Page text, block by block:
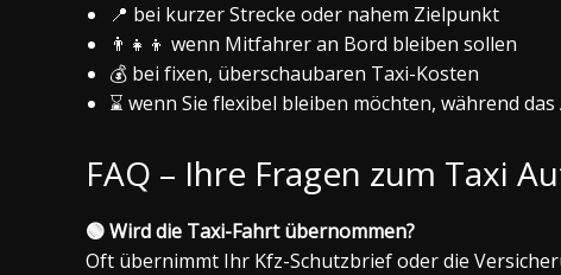
📍 bei kurzer Strecke oder nahem Zielpunkt
👨‍👧‍👦 wenn Mitfahrer an Bord bleiben sollen
💰 bei fixen, überschaubaren Taxi-Kosten
⌛ wenn Sie flexibel bleiben möchten, während
FAQ – Ihre Fragen zum Taxi
🟢 Wird die Taxi-Fahrt übernommen?
Oft übernimmt Ihr Kfz-Schutzbrief oder die